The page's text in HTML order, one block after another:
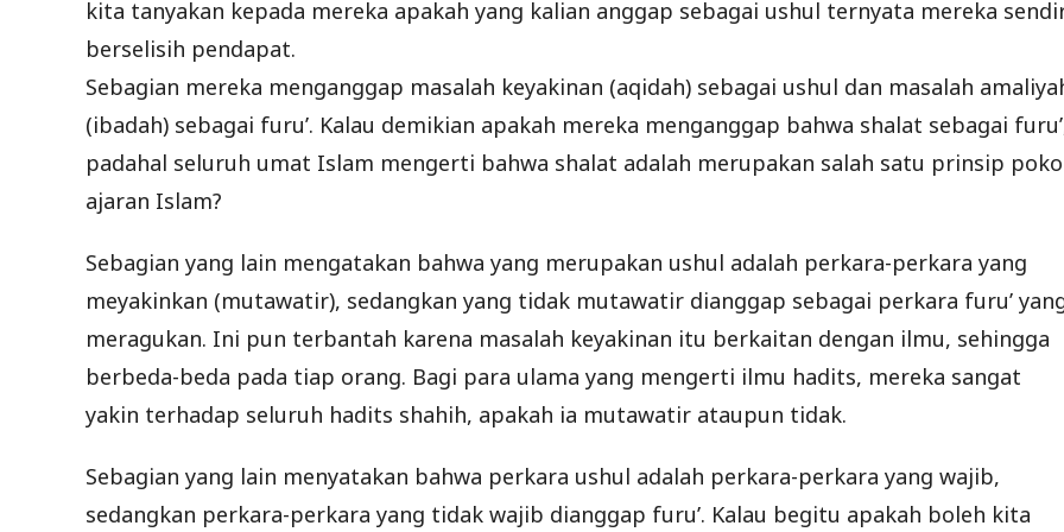
kita tanyakan kepada mereka apakah yang kalian anggap sebagai ushul ternyata mereka
berselisih pendapat.
Sebagian mereka menganggap masalah keyakinan (aqidah) sebagai ushul dan masalah
(ibadah) sebagai furu’. Kalau demikian apakah mereka menganggap bahwa shalat sebagai
padahal seluruh umat Islam mengerti bahwa shalat adalah merupakan salah satu prinsip
ajaran Islam?
Sebagian yang lain mengatakan bahwa yang merupakan ushul adalah perkara-perkara yang
meyakinkan (mutawatir), sedangkan yang tidak mutawatir dianggap sebagai perkara furu’
meragukan. Ini pun terbantah karena masalah keyakinan itu berkaitan dengan ilmu, sehingga
berbeda-beda pada tiap orang. Bagi para ulama yang mengerti ilmu hadits, mereka sangat
yakin terhadap seluruh hadits shahih, apakah ia mutawatir ataupun tidak.
Sebagian yang lain menyatakan bahwa perkara ushul adalah perkara-perkara yang wajib,
sedangkan perkara-perkara yang tidak wajib dianggap furu’. Kalau begitu apakah boleh kita